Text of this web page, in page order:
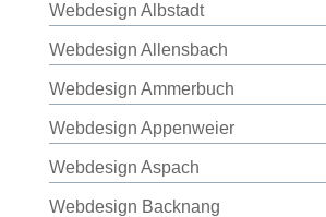
Webdesign Albstadt
Webdesign Allensbach
Webdesign Ammerbuch
Webdesign Appenweier
Webdesign Aspach
Webdesign Backnang